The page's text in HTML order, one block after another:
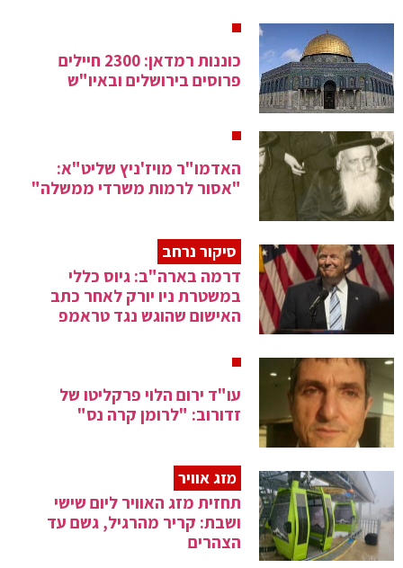
כוננות רמדאן: 2300 חיילים
פרוסים בירושלים ובאיו"ש
האדמו"ר מויז'ניץ שליט"א:
"אסור לרמות משרדי ממשלה"
סיקור נרחב
דרמה בארה"ב: גיוס כללי
במשטרת ניו יורק לאחר כתב
האישום שהוגש נגד טראמפ
עו"ד ירום הלוי פרקליטו של
זדורוב: "לרומן קרה נס"
מזג אוויר
תחזית מזג האוויר ליום שישי
ושבת: קריר מהרגיל, גשם עד
הצהרים